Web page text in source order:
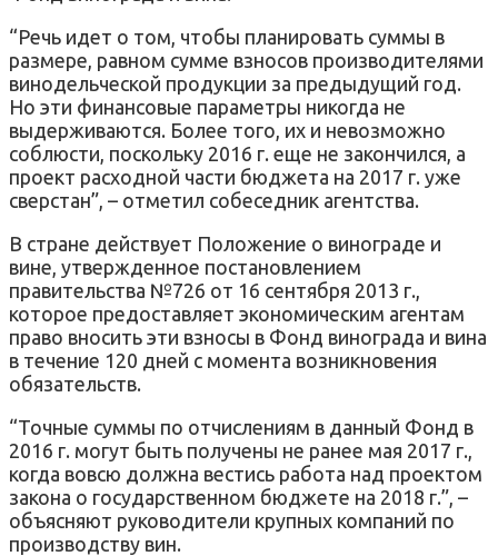
“Речь идет о том, чтобы планировать суммы в
размере, равном сумме взносов производителями
винодельческой продукции за предыдущий год.
Но эти финансовые параметры никогда не
выдерживаются. Более того, их и невозможно
соблюсти, поскольку 2016 г. еще не закончился, а
проект расходной части бюджета на 2017 г. уже
сверстан”, – отметил собеседник агентства.
В стране действует Положение о винограде и
вине, утвержденное постановлением
правительства №726 от 16 сентября 2013 г.,
которое предоставляет экономическим агентам
право вносить эти взносы в Фонд винограда и вина
в течение 120 дней с момента возникновения
обязательств.
“Точные суммы по отчислениям в данный Фонд в
2016 г. могут быть получены не ранее мая 2017 г.,
когда вовсю должна вестись работа над проектом
закона о государственном бюджете на 2018 г.”, –
объясняют руководители крупных компаний по
производству вин.